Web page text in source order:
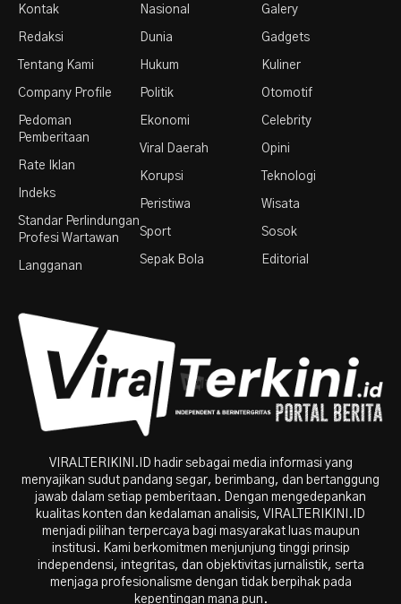
Kontak
Redaksi
Tentang Kami
Company Profile
Pedoman
Pemberitaan
Rate Iklan
Indeks
Standar Perlindungan
Profesi Wartawan
Langganan
Nasional
Dunia
Hukum
Politik
Ekonomi
Viral Daerah
Korupsi
Peristiwa
Sport
Sepak Bola
Galery
Gadgets
Kuliner
Otomotif
Celebrity
Opini
Teknologi
Wisata
Sosok
Editorial
VIRALTERIKINI.ID hadir sebagai media informasi yang
menyajikan sudut pandang segar, berimbang, dan bertanggung
jawab dalam setiap pemberitaan. Dengan mengedepankan
kualitas konten dan kedalaman analisis, VIRALTERIKINI.ID
menjadi pilihan terpercaya bagi masyarakat luas maupun
institusi. Kami berkomitmen menjunjung tinggi prinsip
independensi, integritas, dan objektivitas jurnalistik, serta
menjaga profesionalisme dengan tidak berpihak pada
kepentingan mana pun.